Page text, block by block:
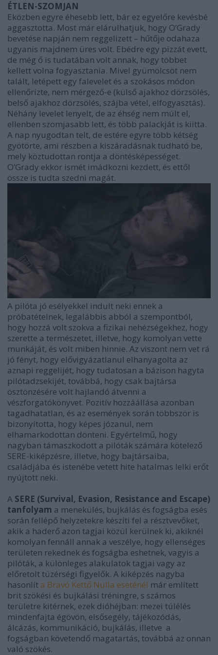
ÉTLEN-SZOMJAN
Eközben egyre éhesebb lett, bár ez egyelőre kevésbé
aggasztotta. Most már elárulhatjuk, hogy O’Grady
bevetése napján nem reggelizett – hűtője odahaza
ugyanis majdnem üres volt. Ebédre egy pizzát evett,
de még ő is tudatában volt annak, hogy többet
kellett volna fogyasztania. Mivel gyümölcsöt nem
talált, letépett egy falevelet és a szokásos módon
ellenőrizte, nem mérgező-e (külső ajakhoz dörzsölés,
belső ajakhoz dörzsölés, szájba vétel, elfogyasztás).
Néhány levelet lenyelt, de az éhség nem múlt el,
ellenben szomjasabb lett, és több palackját is kiitta.
A nap nyugodtan telt, de estére egyre több kétség
gyötörte, ami részben a kiszáradásnak tudható be,
mely köztudottan rontja a döntésképességet.
O’Grady ekkor ismét imádkozni kezdett, és ettől
össze is tudta szedni magát.
A pilóta jó esélyekkel indult neki ennek a
próbatételnek, legalábbis abból a szempontból,
hogy hozzá volt szokva a fizikai nehézségekhez, hogy
szerette a természetet, illetve, hogy komolyan vette
munkáját, és volt miben hinnie. Az viszont nem vet rá
jó fényt, hogy elővigyázatlanul elhanyagolta az
aznapi reggelijét, hogy tudatosan a bázison hagyta
pilótadzsekijét, továbbá, hogy csak bajtársa
ösztönzésére volt hajlandó átvenni a
vészforgatókönyvet. Pozitív hozzáállása azonban
tagadhatatlan, és az események során többször is
bizonyította, hogy képes józanul, nem
elhamarkodottan dönteni. Egyértelmű, hogy
nagyban támaszkodott a pilóták számára kötelező
SERE-kiképzésre, illetve, hogy bajtársaiba,
családjába és istenébe vetett hite hatalmas lelki erőt
nyújtott neki.
A SERE (Survival, Evasion, Resistance and Escape)
tanfolyam a menekülés, bujkálás és fogságba esés
során fellépő helyzetekre készíti fel a résztvevőket,
akik a haderő azon tagjai közül kerülnek ki, akiknél
komolyan fennáll annak a veszélye, hogy ellenséges
területen rekednek és fogságba eshetnek, vagyis a
pilóták, a különleges alakulatok tagjai vagy az
előretolt tüzérségi figyelők. A kiképzés nagyba
hasonlít a Bravó Kettő Nulla eseténél már említett
brit szökési és bujkálási tréningre, s számos
területre kitérnek, ezek dióhéjban: mezei túlélés
mindenfajta égövön, elsősegély, tájékozódás,
álcázás, kommunikáció, bujkálás, illetve a
fogságban követendő magatartás, továbbá az onnan
való szökés.